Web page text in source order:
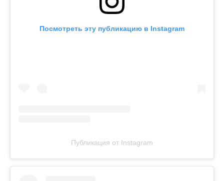
Посмотреть эту публикацию в Instagram
Публикация от Instagram